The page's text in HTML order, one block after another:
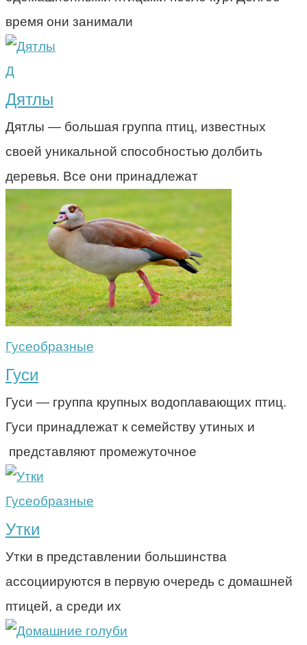
время они занимали
Д
Дятлы
Дятлы — большая группа птиц, известных
своей уникальной способностью долбить
деревья. Все они принадлежат
Гусеобразные
Гуси
Гуси — группа крупных водоплавающих птиц.
Гуси принадлежат к семейству утиных и
представляют промежуточное
Гусеобразные
Утки
Утки в представлении большинства
ассоциируются в первую очередь с домашней
птицей, а среди их